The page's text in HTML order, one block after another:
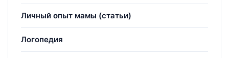
Личный опыт мамы (статьи)
Логопедия